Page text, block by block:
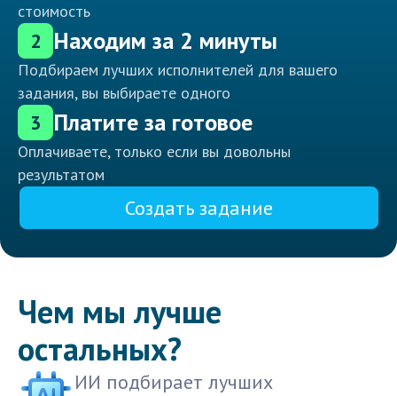
стоимость
2 Находим за 2 минуты
Подбираем лучших исполнителей для вашего
задания, вы выбираете одного
3 Платите за готовое
Оплачиваете, только если вы довольны
результатом
Создать задание
Чем мы лучше
остальных?
ИИ подбирает лучших